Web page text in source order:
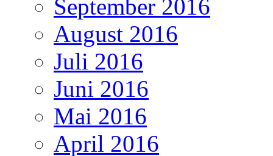
September 2016
August 2016
Juli 2016
Juni 2016
Mai 2016
April 2016